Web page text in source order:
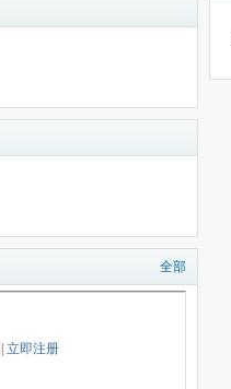
全部
立即注册